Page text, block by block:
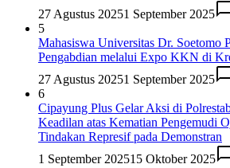
27 Agustus 20251 September 2025
5
Mahasiswa Universitas Dr. Soetomo
Pengabdian melalui Expo KKN di
27 Agustus 20251 September 2025
6
Cipayung Plus Gelar Aksi di
Keadilan atas Kematian Pengemudi
Tindakan Represif pada Demonstran
1 September 202515 Oktober 2025